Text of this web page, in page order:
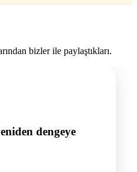
bizler ile paylaştıkları.
dengeye